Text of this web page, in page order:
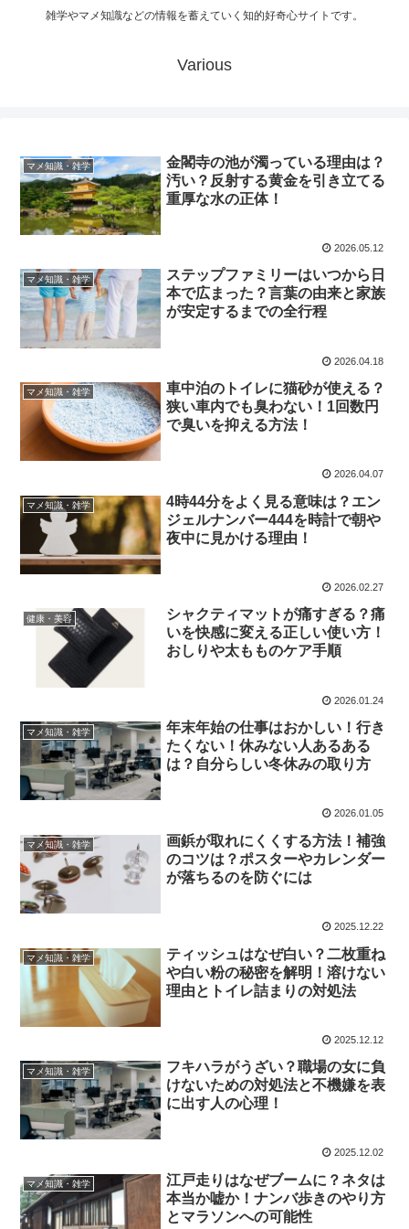
雑学やマメ知識などの情報を蓄えていく知的好奇心サイトです。
Various
マメ知識・雑学
金閣寺の池が濁っている理由は？
汚い？反射する黄金を引き立てる
重厚な水の正体！
2026.05.12
マメ知識・雑学
ステップファミリーはいつから日
本で広まった？言葉の由来と家族
が安定するまでの全行程
2026.04.18
マメ知識・雑学
車中泊のトイレに猫砂が使える？
狭い車内でも臭わない！1回数円
で臭いを抑える方法！
2026.04.07
マメ知識・雑学
4時44分をよく見る意味は？エン
ジェルナンバー444を時計で朝や
夜中に見かける理由！
2026.02.27
健康・美容
シャクティマットが痛すぎる？痛
いを快感に変える正しい使い方！
おしりや太もものケア手順
2026.01.24
マメ知識・雑学
年末年始の仕事はおかしい！行き
たくない！休みない人あるある
は？自分らしい冬休みの取り方
2026.01.05
マメ知識・雑学
画鋲が取れにくくする方法！補強
のコツは？ポスターやカレンダー
が落ちるのを防ぐには
2025.12.22
マメ知識・雑学
ティッシュはなぜ白い？二枚重ね
や白い粉の秘密を解明！溶けない
理由とトイレ詰まりの対処法
2025.12.12
マメ知識・雑学
フキハラがうざい？職場の女に負
けないための対処法と不機嫌を表
に出す人の心理！
2025.12.02
マメ知識・雑学
江戸走りはなぜブームに？ネタは
本当か嘘か！ナンバ歩きのやり方
とマラソンへの可能性